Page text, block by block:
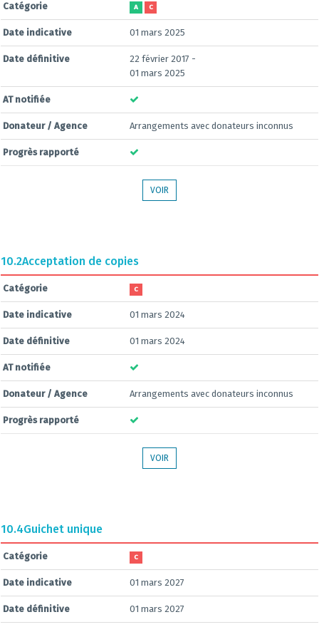
Catégorie A C
Date indicative 01 mars 2025
Date définitive
22 février 2017 -
01 mars 2025
AT notifiée
Donateur / Agence Arrangements avec donateurs inconnus
Progrès rapporté
VOIR
10.2Acceptation de copies
Catégorie C
Date indicative 01 mars 2024
Date définitive 01 mars 2024
AT notifiée
Donateur / Agence Arrangements avec donateurs inconnus
Progrès rapporté
VOIR
10.4Guichet unique
Catégorie C
Date indicative 01 mars 2027
Date définitive 01 mars 2027